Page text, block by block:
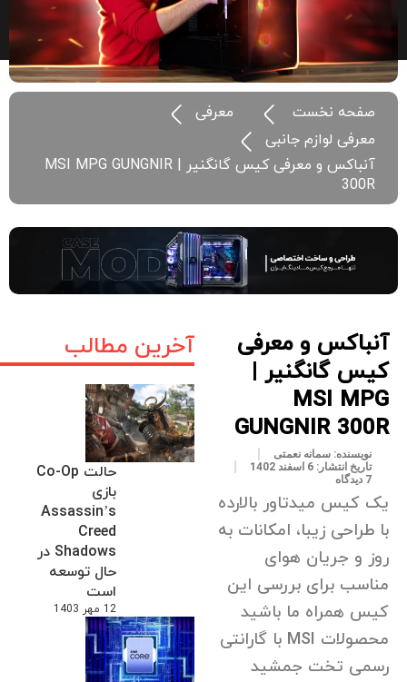
صفحه نخست
معرفی
معرفی لوازم جانبی
آنباکس و معرفی کیس گانگنیر | MSI MPG GUNGNIR
300R
آخرین مطالب
حالت Co-Op
بازی
Assassin’s
Creed
Shadows در
حال توسعه
است
12 مهر 1403
آنباکس و معرفی
کیس گانگنیر |
MSI MPG
GUNGNIR 300R
نویسنده: سمانه نعمتی
تاریخ انتشار: 6 اسفند 1402
7 دیدگاه
یک کیس میدتاور بالارده
با طراحی زیبا، امکانات به
روز و جریان هوای
مناسب برای بررسی این
کیس همراه ما باشید
محصولات MSI با گارانتی
رسمی تخت جمشید